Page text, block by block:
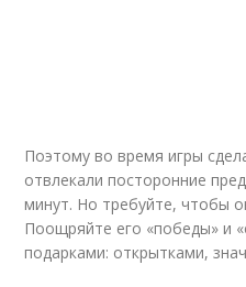
Поэтому во время игры
отвлекали посторонние
минут. Но требуйте, чтобы
Поощряйте его «победы» и
подарками: открытками,